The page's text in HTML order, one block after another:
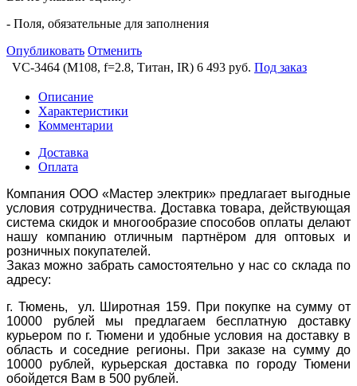
- Поля, обязательные для заполнения
Опубликовать Отменить
VC-3464 (M108, f=2.8, Титан, IR) 6 493 руб. Под заказ
Описание
Характеристики
Комментарии
Доставка
Оплата
Компания ООО «Мастер электрик» предлагает выгодные
условия сотрудничества. Доставка товара, действующая
система скидок и многообразие способов оплаты делают
нашу компанию отличным партнёром для оптовых и
розничных покупателей.
Заказ можно забрать самостоятельно у нас со склада по
адресу:
г. Тюмень, ул. Широтная 159. При покупке на сумму от
10000 рублей мы предлагаем бесплатную доставку
курьером по г. Тюмени и удобные условия на доставку в
область и соседние регионы. При заказе на сумму до
10000 рублей, курьерская доставка по городу Тюмени
обойдется Вам в 500 рублей.